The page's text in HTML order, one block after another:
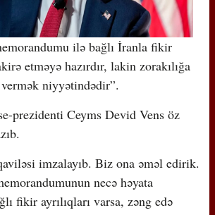
ilə bağlı İranla fikir
etməyə hazırdır, lakin zorakılığa
vermək niyyətindədir”.
prezidenti Ceyms Devid Vens öz
imzalayıb. Biz ona əməl edirik.
necə həyata
fikir ayrılıqları varsa, zəng edə